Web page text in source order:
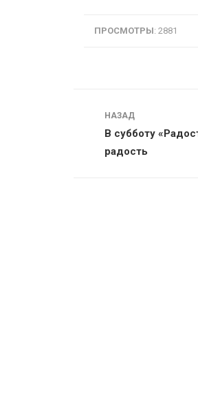
ПРОСМОТРЫ: 2881
Навигация
НАЗАД
В субботу
радость